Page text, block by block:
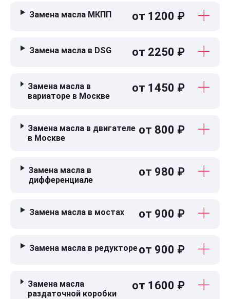
Замена масла МКПП от 1200 ₽
Замена масла в DSG от 2250 ₽
Замена масла в
вариаторе в Москве
от 1450 ₽
Замена масла в двигателе
в Москве
от 800 ₽
Замена масла в
дифференциале
от 980 ₽
Замена масла в мостах от 900 ₽
Замена масла в редуктореот 900 ₽
Замена масла
раздаточной коробки
от 1600 ₽